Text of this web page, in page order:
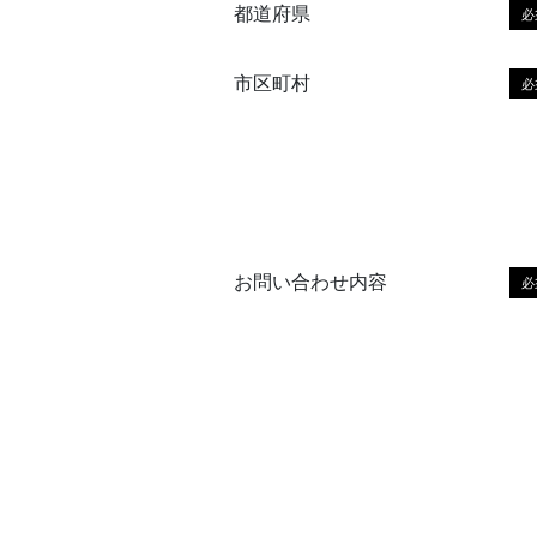
都道府県
市区町村
お問い合わせ内容